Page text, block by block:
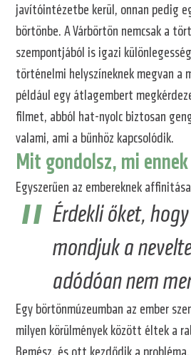
javítóintézetbe kerül, onnan pedig
börtönbe. A Várbörtön nemcsak a
szempontjából is igazi
történelmi helyszíneknek megvan a
például egy átlagembert
filmet, abból hat-nyolc biztosan
valami, ami a bűnhöz kapcsolódik.
Mit gondolsz, mi
Egyszerűen az embereknek
Érdekli őket,
mondjuk a
adódóan nem
Egy börtönmúzeumban az ember
milyen körülmények között éltek a